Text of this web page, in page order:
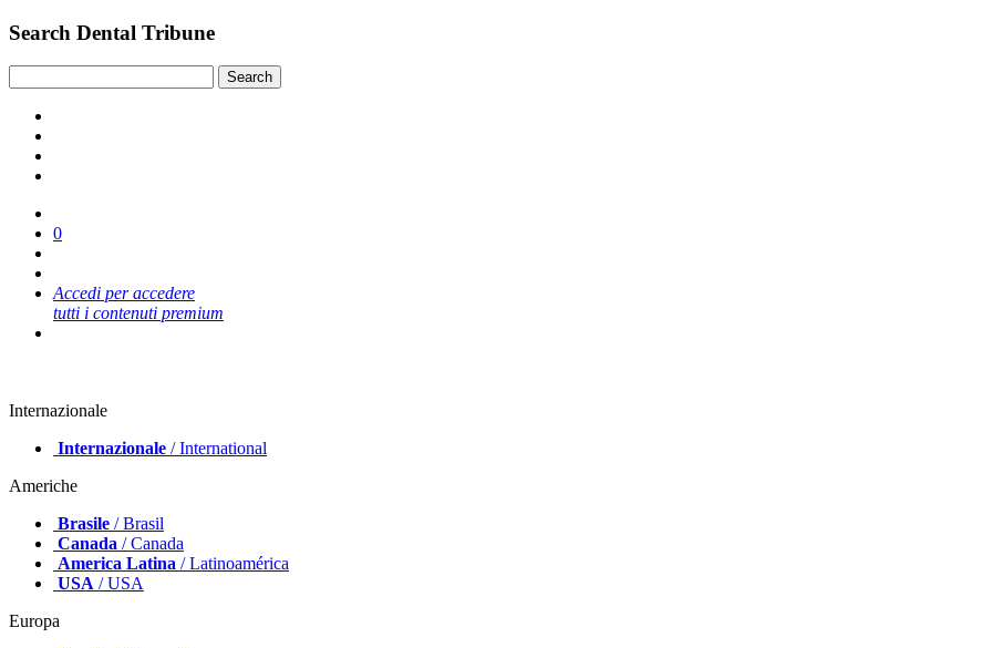
Search Dental Tribune
0
Accedi per accedere
tutti i contenuti premium
Internazionale
Internazionale / International
Americhe
Brasile / Brasil
Canada / Canada
America Latina / Latinoamérica
USA / USA
Europa